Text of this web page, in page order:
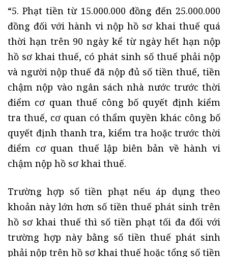
“5. Phạt tiền từ 15.000.000 đồng đến 25.000.000
đồng đối với hành vi nộp hồ sơ khai thuế quá
thời hạn trên 90 ngày kể từ ngày hết hạn nộp
hồ sơ khai thuế, có phát sinh số thuế phải nộp
và người nộp thuế đã nộp đủ số tiền thuế, tiền
chậm nộp vào ngân sách nhà nước trước thời
điểm cơ quan thuế công bố quyết định kiểm
tra thuế, cơ quan có thẩm quyền khác công bố
quyết định thanh tra, kiểm tra hoặc trước thời
điểm cơ quan thuế lập biên bản về hành vi
chậm nộp hồ sơ khai thuế.
Trường hợp số tiền phạt nếu áp dụng theo
khoản này lớn hơn số tiền thuế phát sinh trên
hồ sơ khai thuế thì số tiền phạt tối đa đối với
trường hợp này bằng số tiền thuế phát sinh
phải nộp trên hồ sơ khai thuế hoặc tổng số tiền